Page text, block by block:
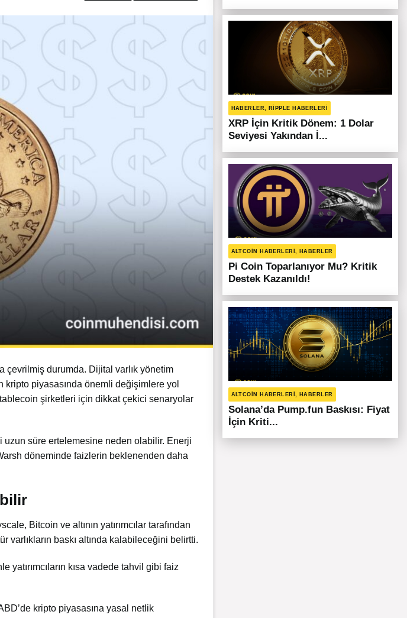
çevrilmiş durumda. Dijital varlık yönetim
kripto piyasasında önemli değişimlere yol
şirketleri için dikkat çekici senaryolar
uzun süre ertelemesine neden olabilir. Enerji
döneminde faizlerin beklenenden daha
Bitcoin ve altının yatırımcılar tarafından
varlıkların baskı altında kalabileceğini belirtti.
yatırımcıların kısa vadede tahvil gibi faiz
kripto piyasasına yasal netlik
HABERLER, RIPPLE HABERLERI
XRP İçin Kritik Dönem: 1 Dolar
Seviyesi Yakından İ...
ALTCOIN HABERLERI, HABERLER
Pi Coin Toparlanıyor Mu? Kritik
Destek Kazanıldı!
ALTCOIN HABERLERI, HABERLER
Solana’da Pump.fun Baskısı: Fiyat
İçin Kriti...